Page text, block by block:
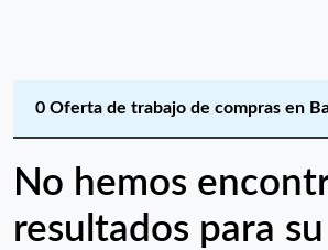
0 Oferta de trabajo de compras en
No hemos
resultados para su